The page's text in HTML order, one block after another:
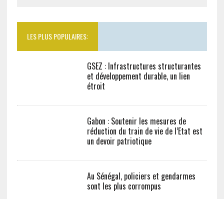
LES PLUS POPULAIRES:
GSEZ : Infrastructures structurantes
et développement durable, un lien
étroit
Gabon : Soutenir les mesures de
réduction du train de vie de l’Etat est
un devoir patriotique
Au Sénégal, policiers et gendarmes
sont les plus corrompus